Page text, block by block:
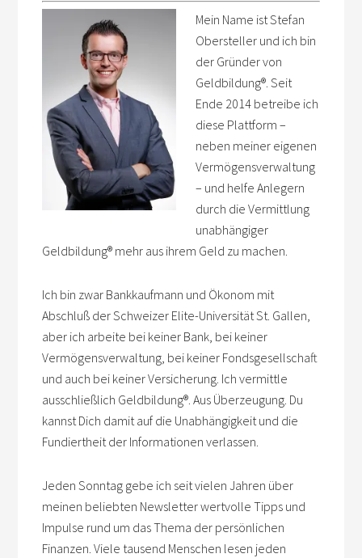
Mein Name ist Stefan
Obersteller und ich bin
der Gründer von
Geldbildung®. Seit
Ende 2014 betreibe ich
diese Plattform –
neben meiner eigenen
Vermögensverwaltung
– und helfe Anlegern
durch die Vermittlung
unabhängiger
Geldbildung® mehr aus ihrem Geld zu machen.
Ich bin zwar Bankkaufmann und Ökonom mit
Abschluß der Schweizer Elite-Universität St. Gallen,
aber ich arbeite bei keiner Bank, bei keiner
Vermögensverwaltung, bei keiner Fondsgesellschaft
und auch bei keiner Versicherung. Ich vermittle
ausschließlich Geldbildung®. Aus Überzeugung. Du
kannst Dich damit auf die Unabhängigkeit und die
Fundiertheit der Informationen verlassen.
Jeden Sonntag gebe ich seit vielen Jahren über
meinen beliebten Newsletter wertvolle Tipps und
Impulse rund um das Thema der persönlichen
Finanzen. Viele tausend Menschen lesen jeden